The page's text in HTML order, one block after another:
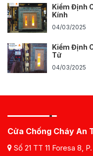
Kiểm Định
Kính
04/03/2025
Kiểm Định
Tử
04/03/2025
Cửa Chống Cháy An
Số 21 TT 11 Foresa 8,